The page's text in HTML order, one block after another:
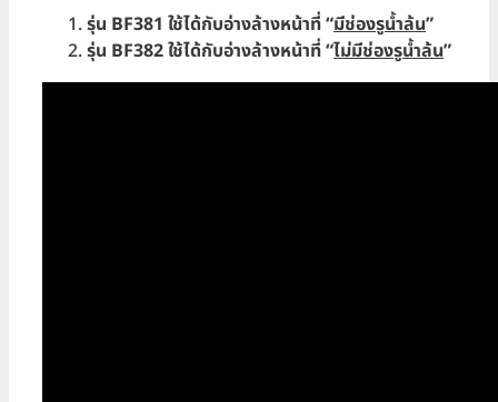
รุ่น BF381 ใช้ได้กับอ่างล้างหน้าที่ “มีช่องรูน้ำล้น”
รุ่น BF382 ใช้ได้กับอ่างล้างหน้าที่ “ไม่มีช่องรูน้ำล้น”